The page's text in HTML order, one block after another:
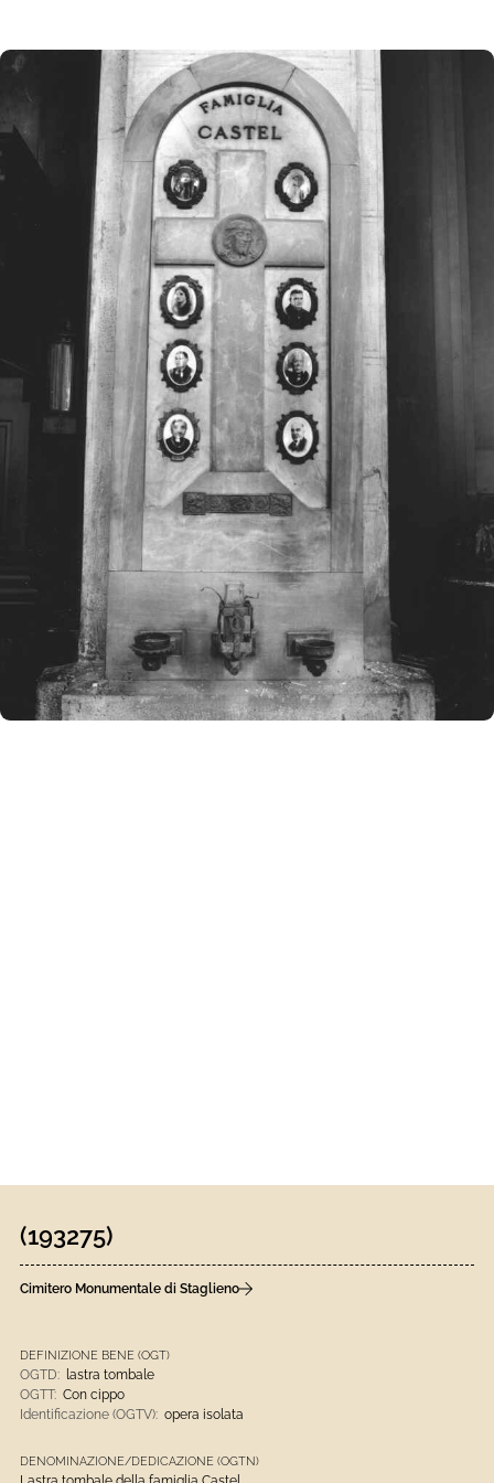
(193275)
Cimitero Monumentale di Staglieno
DEFINIZIONE BENE (OGT)
OGTD:
lastra tombale
OGTT: Con cippo
Identificazione (OGTV): opera isolata
DENOMINAZIONE/DEDICAZIONE (OGTN)